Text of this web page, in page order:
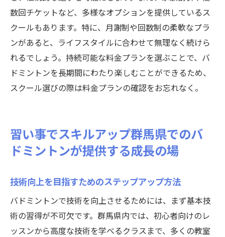
数回チケットなど、多様なオプションを提供しているス
クールもあります。特に、月謝制や回数制の柔軟なプラ
ンがあると、ライフスタイルに合わせて無理なく続けら
れるでしょう。持続可能な料金プランを選ぶことで、バ
ドミントンを長期間にわたり楽しむことができるため、
スクール選びの際は料金プランの確認をお忘れなく。
習い事でスキルアップ群馬県でのバ
ドミントンが提供する成長の場
技術向上を目指すためのステップアップ方法
バドミントンで技術を向上させるためには、まず基本技
術の習得が不可欠です。群馬県内では、初心者向けのレ
ッスンから高度な技術を学べるクラスまで、多くの教室